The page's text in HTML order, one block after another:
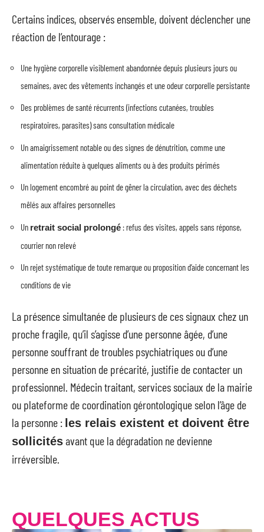
Certains indices, observés ensemble, doivent déclencher une
réaction de l’entourage :
Une hygiène corporelle visiblement abandonnée depuis plusieurs jours ou
semaines, avec des vêtements inchangés et une odeur corporelle persistante
Des problèmes de santé récurrents (infections cutanées, troubles
respiratoires, parasites) sans consultation médicale
Un amaigrissement notable ou des signes de dénutrition, comme une
alimentation réduite à quelques aliments ou à des produits périmés
Un logement encombré au point de gêner la circulation, avec des déchets
mêlés aux affaires personnelles
Un retrait social prolongé : refus des visites, appels sans réponse,
courrier non relevé
Un rejet systématique de toute remarque ou proposition d’aide concernant les
conditions de vie
La présence simultanée de plusieurs de ces signaux chez un
proche fragile, qu’il s’agisse d’une personne âgée, d’une
personne souffrant de troubles psychiatriques ou d’une
personne en situation de précarité, justifie de contacter un
professionnel. Médecin traitant, services sociaux de la mairie
ou plateforme de coordination gérontologique selon l’âge de
la personne : les relais existent et doivent être
sollicitésavant que la dégradation ne devienne
irréversible.
QUELQUES ACTUS